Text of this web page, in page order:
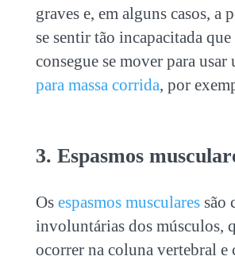
graves e, em alguns casos, a
se sentir tão incapacitada
consegue se mover para usar
para massa corrida, por
3. Espasmos
Os espasmos muscularessão
involuntárias dos músculos,
ocorrer na coluna vertebral e